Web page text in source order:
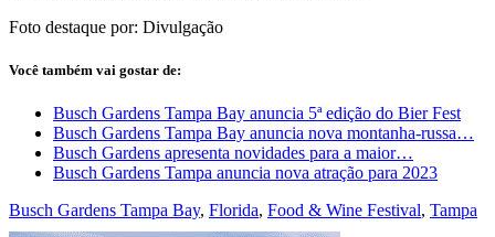
Foto destaque por: Divulgação
Você também vai gostar de:
Busch Gardens Tampa Bay anuncia 5ª edição do Bier Fest
Busch Gardens Tampa Bay anuncia nova montanha-russa…
Busch Gardens apresenta novidades para a maior…
Busch Gardens Tampa anuncia nova atração para 2023
Busch Gardens Tampa Bay, Florida, Food & Wine Festival, Tampa